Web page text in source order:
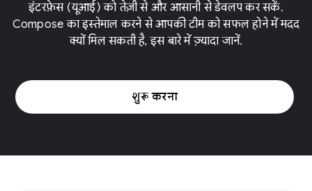
इंटरफ़ेस (यूआई) को तेज़ी से और आसानी से डेवलप कर सकें.
Compose का इस्तेमाल करने से आपकी टीम को सफल होने में मदद
क्यों मिल सकती है, इस बारे में ज़्यादा जानें.
शुरू करना